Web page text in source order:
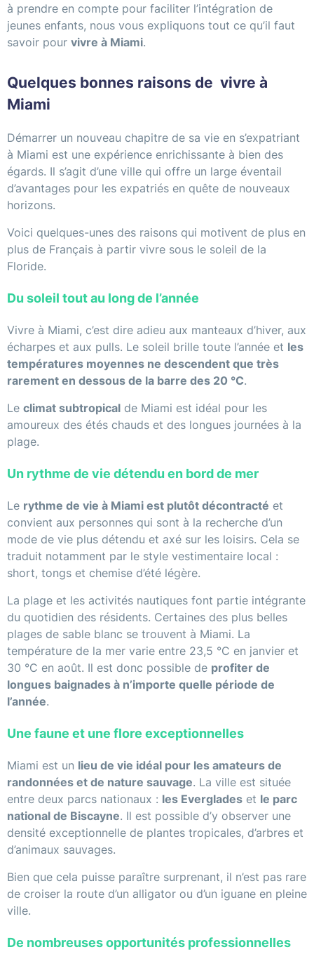
à prendre en compte pour faciliter l’intégration de
jeunes enfants, nous vous expliquons tout ce qu’il faut
savoir pour vivre à Miami.
Quelques bonnes raisons de vivre à
Miami
Démarrer un nouveau chapitre de sa vie en s’expatriant
à Miami est une expérience enrichissante à bien des
égards. Il s’agit d’une ville qui offre un large éventail
d’avantages pour les expatriés en quête de nouveaux
horizons.
Voici quelques-unes des raisons qui motivent de plus en
plus de Français à partir vivre sous le soleil de la
Floride.
Du soleil tout au long de l’année
Vivre à Miami, c’est dire adieu aux manteaux d’hiver, aux
écharpes et aux pulls. Le soleil brille toute l’année et les
températures moyennes ne descendent que très
rarement en dessous de la barre des 20 °C.
Le climat subtropical de Miami est idéal pour les
amoureux des étés chauds et des longues journées à la
plage.
Un rythme de vie détendu en bord de mer
Le rythme de vie à Miami est plutôt décontracté et
convient aux personnes qui sont à la recherche d’un
mode de vie plus détendu et axé sur les loisirs. Cela se
traduit notamment par le style vestimentaire local :
short, tongs et chemise d’été légère.
La plage et les activités nautiques font partie intégrante
du quotidien des résidents. Certaines des plus belles
plages de sable blanc se trouvent à Miami. La
température de la mer varie entre 23,5 °C en janvier et
30 °C en août. Il est donc possible de profiter de
longues baignades à n’importe quelle période de
l’année.
Une faune et une flore exceptionnelles
Miami est un lieu de vie idéal pour les amateurs de
randonnées et de nature sauvage. La ville est située
entre deux parcs nationaux : les Everglades et le parc
national de Biscayne. Il est possible d’y observer une
densité exceptionnelle de plantes tropicales, d’arbres et
d’animaux sauvages.
Bien que cela puisse paraître surprenant, il n’est pas rare
de croiser la route d’un alligator ou d’un iguane en pleine
ville.
De nombreuses opportunités professionnelles